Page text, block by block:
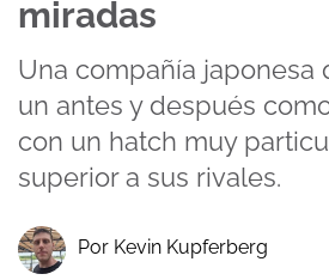
miradas
Una compañía japonesa
un antes y después
con un hatch muy
superior a sus rivales.
Por Kevin Kupferberg